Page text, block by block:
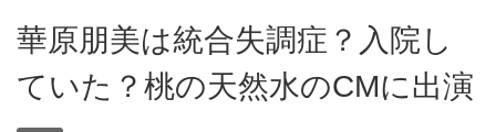
華原朋美は統合失調症？入院し
ていた？桃の天然水のCMに出演